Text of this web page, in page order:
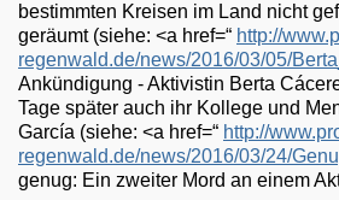
bestimmten Kreisen im Land nicht
geräumt (siehe: <a href=“ http://
regenwald.de/news/2016/03/05/
Ankündigung - Aktivistin Berta
Tage später auch ihr Kollege und
García (siehe: <a href=“ http://
regenwald.de/news/2016/03/24/
genug: Ein zweiter Mord an einem